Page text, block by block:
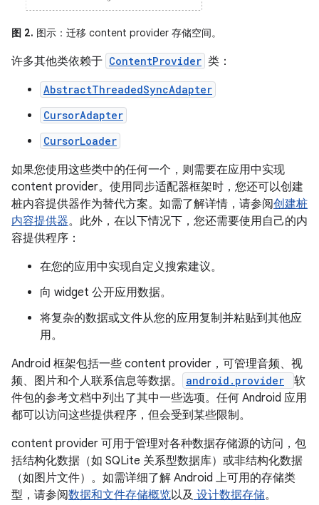
图 2. 图示：迁移 content provider 存储空间。
许多其他类依赖于 ContentProvider 类：
AbstractThreadedSyncAdapter
CursorAdapter
CursorLoader
如果您使用这些类中的任何一个，则需要在应用中实现
content provider。使用同步适配器框架时，您还可以创建
桩内容提供器作为替代方案。如需了解详情，请参阅创建桩
内容提供器。此外，在以下情况下，您还需要使用自己的内
容提供程序：
在您的应用中实现自定义搜索建议。
向 widget 公开应用数据。
将复杂的数据或文件从您的应用复制并粘贴到其他应
用。
Android 框架包括一些 content provider，可管理音频、视
频、图片和个人联系信息等数据。
android.provider
软
件包的参考文档中列出了其中一些选项。任何 Android 应用
都可以访问这些提供程序，但会受到某些限制。
content provider 可用于管理对各种数据存储源的访问，包
括结构化数据（如 SQLite 关系型数据库）或非结构化数据
（如图片文件）。如需详细了解 Android 上可用的存储类
型，请参阅数据和文件存储概览以及 设计数据存储。